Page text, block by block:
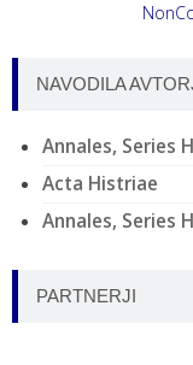
NAVODILA
Annales, Series
Acta Histriae
Annales, Series
PARTNERJI